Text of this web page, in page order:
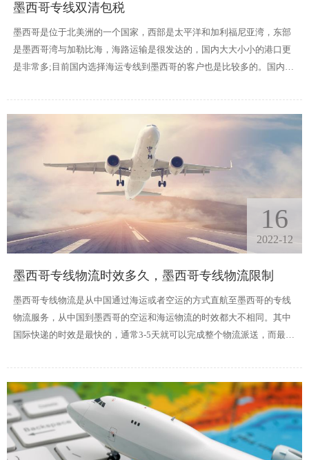
墨西哥专线双清包税
墨西哥是位于北美洲的一个国家，西部是太平洋和加利福尼亚湾，东部
是墨西哥湾与加勒比海，海路运输是很发达的，国内大大小小的港口更
是非常多;目前国内选择海运专线到墨西哥的客户也是比较多的。国内与
哥的专线运输路线与服务也在不断地开拓。
16
2022-12
墨西哥专线物流时效多久，墨西哥专线物流限制
墨西哥专线物流是从中国通过海运或者空运的方式直航至墨西哥的专线
物流服务，从中国到墨西哥的空运和海运物流的时效都大不相同。其中
国际快递的时效是最快的，通常3-5天就可以完成整个物流派送，而最慢
港，然后再由卡车或者快递进行派送。